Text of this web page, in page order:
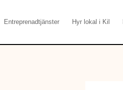
Entreprenadtjänster Hyr lokal i Kil